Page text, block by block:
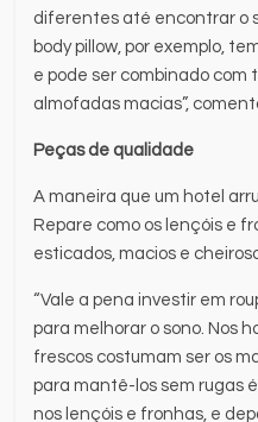
diferentes até encontrar o
body pillow, por exemplo,
e pode ser combinado com
almofadas macias”,
Peças de qualidade
A maneira que um hotel
Repare como os lençóis e
esticados, macios e
“Vale a pena investir em
para melhorar o sono. Nos
frescos costumam ser os
para mantê-los sem rugas
nos lençóis e fronhas, e